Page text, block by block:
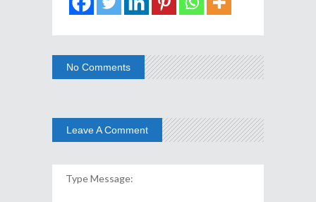
No Comments
Leave A Comment